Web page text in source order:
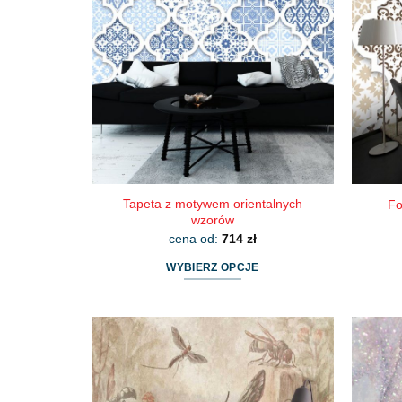
Tapeta z motywem orientalnych
wzorów
cena od: 714 zł
WYBIERZ OPCJE
wariantów.
Opcje